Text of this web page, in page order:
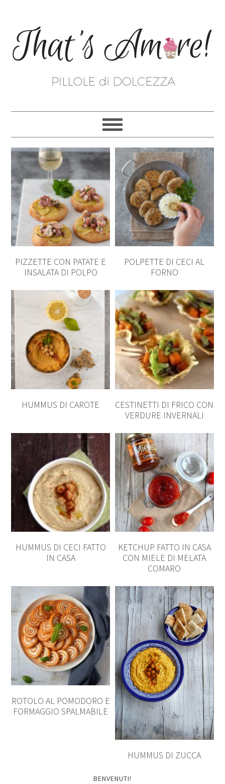
PIZZETTE CON PATATE E
INSALATA DI POLPO
POLPETTE DI CECI AL
FORNO
HUMMUS DI CAROTE
CESTINETTI DI FRICO CON
VERDURE INVERNALI
HUMMUS DI CECI FATTO
IN CASA
KETCHUP FATTO IN CASA
CON MIELE DI MELATA
COMARO
ROTOLO AL POMODORO E
FORMAGGIO SPALMABILE
HUMMUS DI ZUCCA
BENVENUTI!